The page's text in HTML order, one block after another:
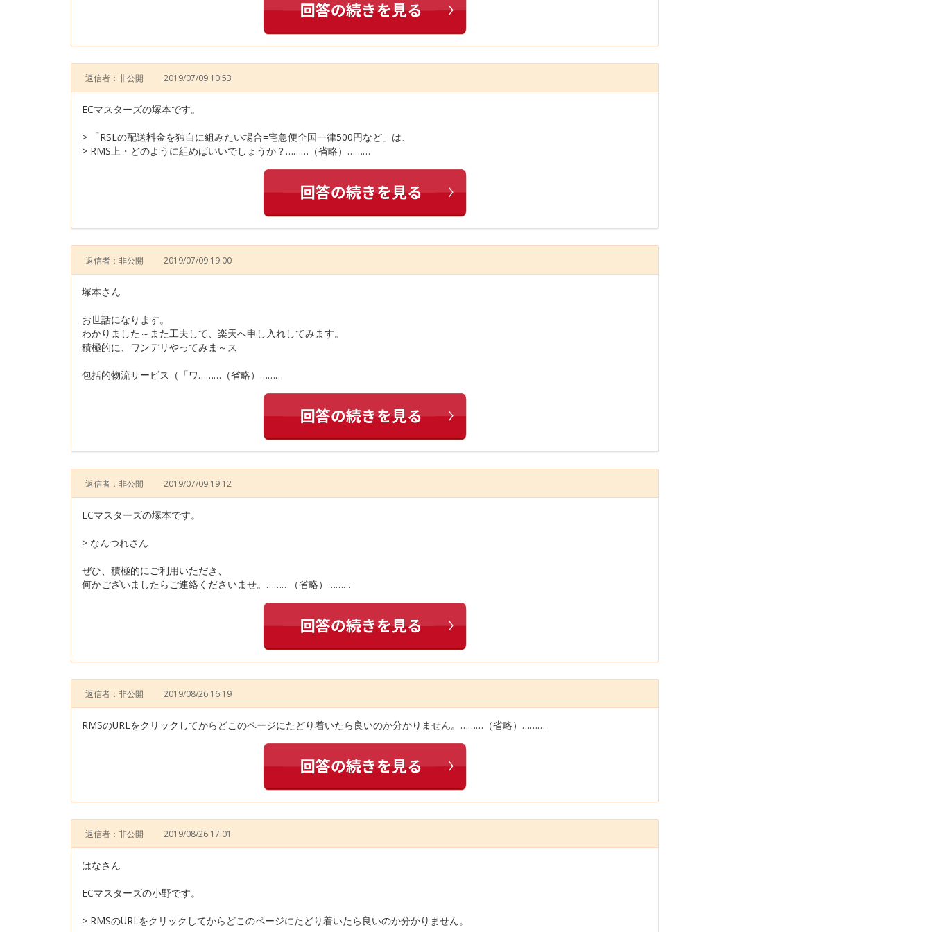
返信者：非公開 2019/07/09 10:53
ECマスターズの塚本です。
> 「RSLの配送料金を独自に組みたい場合=宅急便全国一律500円など」は、
> RMS上・どのように組めばいいでしょうか？………（省略）………
返信者：非公開 2019/07/09 19:00
塚本さん
お世話になります。
わかりました～また工夫して、楽天へ申し入れしてみます。
積極的に、ワンデリやってみま～ス
包括的物流サービス（「ワ………（省略）………
返信者：非公開 2019/07/09 19:12
ECマスターズの塚本です。
> なんつれさん
ぜひ、積極的にご利用いただき、
何かございましたらご連絡くださいませ。………（省略）………
返信者：非公開 2019/08/26 16:19
RMSのURLをクリックしてからどこのページにたどり着いたら良いのか分かりません。………（省略）………
返信者：非公開 2019/08/26 17:01
はなさん
ECマスターズの小野です。
> RMSのURLをクリックしてからどこのページにたどり着いたら良いのか分かりません。